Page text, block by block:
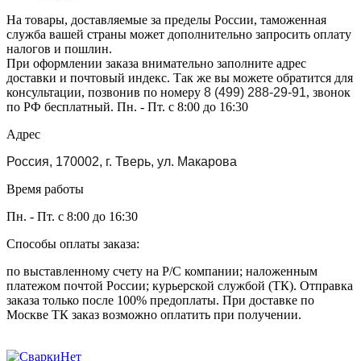
На товары, доставляемые за пределы России, таможенная
служба вашей страны может дополнительно запросить оплату
налогов и пошлин.
При оформлении заказа внимательно заполните адрес
доставки и почтовый индекс. Так же вы можете обратится для
консультации, позвонив по номеру 8 (499) 288-29-91, звонок
по РФ бесплатный. Пн. - Пт. с 8:00 до 16:30
Адрес
Россия, 170002, г. Тверь, ул. Макарова
Время работы
Пн. - Пт. с 8:00 до 16:30
Способы оплаты заказа:
по выставленному счету на Р/С компании; наложенным
платежом почтой России; курьерской службой (ТК). Отправка
заказа только после 100% предоплаты. При доставке по
Москве ТК заказ возможно оплатить при получении.